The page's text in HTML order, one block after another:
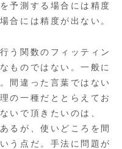
予測する場合には精度
合には精度が出ない。
う関数のフィッティン
ものではない。一般に
間違った言葉ではない
の一種だととらえてお
いで頂きたいのは、
るが、使いどころを間
う点だ。手法に問題が